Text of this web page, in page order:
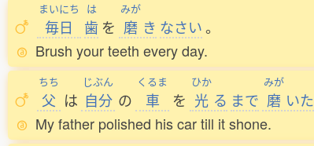
まいにち
毎日
は
歯 を
みが
磨 き なさい。
Brush your teeth every day.
ちち
父 は
じぶん
自分 の
くるま
車 を
ひか
光 る まで
みが
磨 いた
My father polished his car till it shone.